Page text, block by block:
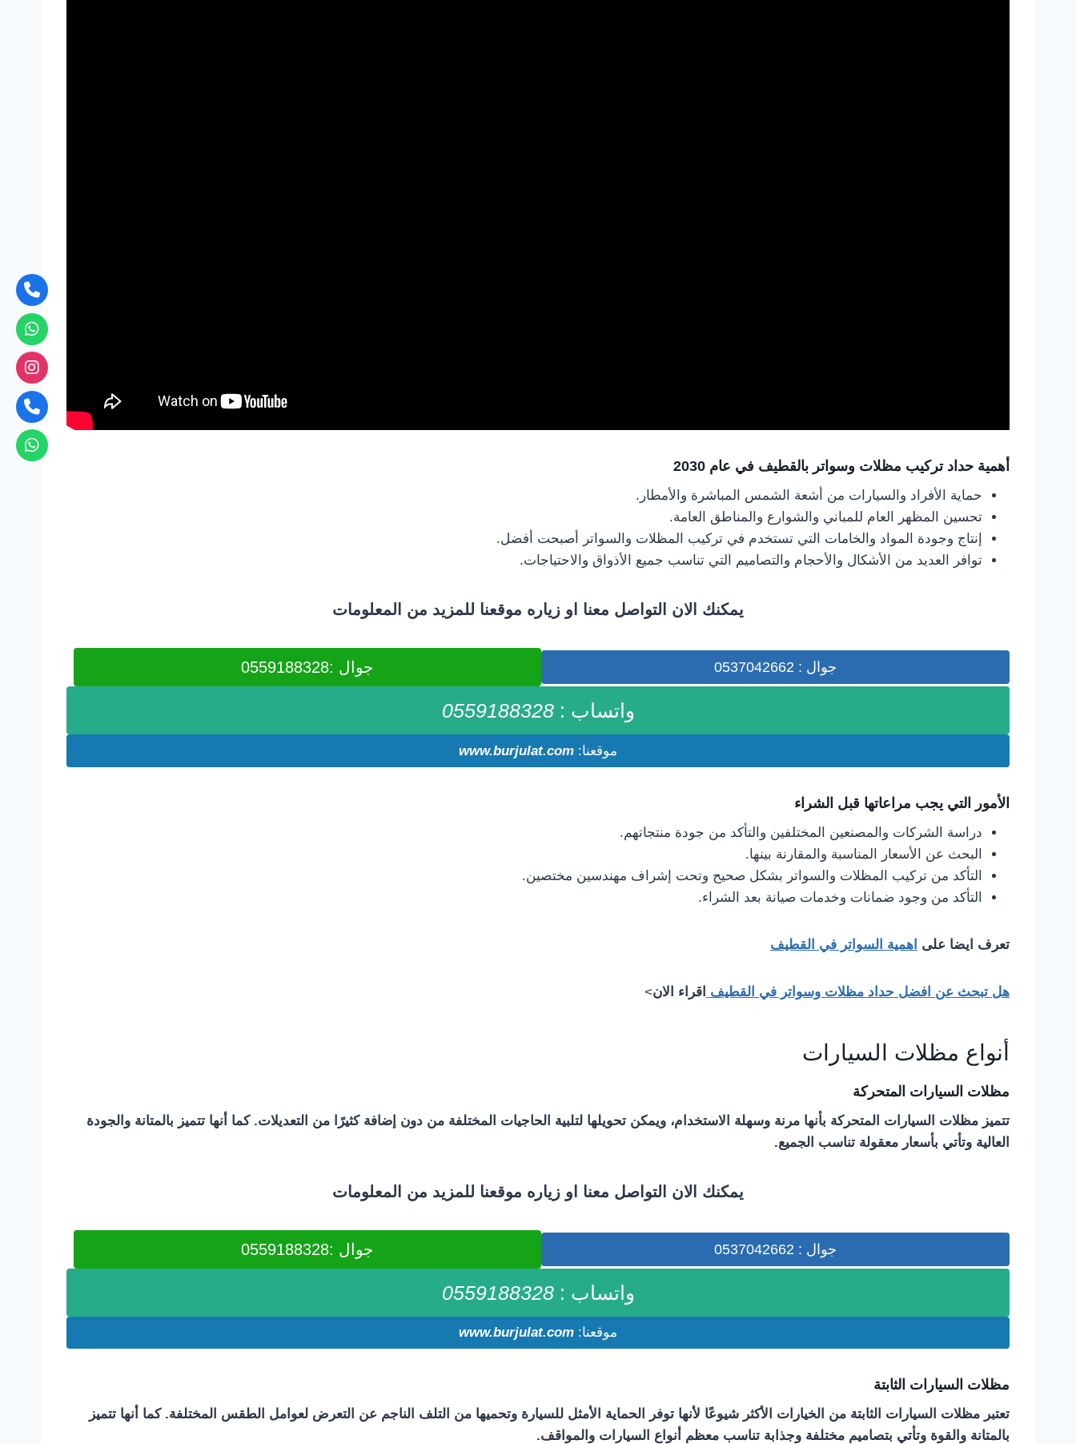
أهمية حداد تركيب مظلات وسواتر بالقطيف في عام 2030
حماية الأفراد والسيارات من أشعة الشمس المباشرة والأمطار.
تحسين المظهر العام للمباني والشوارع والمناطق العامة.
إنتاج وجودة المواد والخامات التي تستخدم في تركيب المظلات والسواتر أصبحت أفضل.
توافر العديد من الأشكال والأحجام والتصاميم التي تناسب جميع الأذواق والاحتياجات.
يمكنك الان التواصل معنا او زياره موقعنا للمزيد من المعلومات
جوال : 0537042662 جوال :0559188328
واتساب :0559188328
موقعنا: www.burjulat.com
الأمور التي يجب مراعاتها قبل الشراء
دراسة الشركات والمصنعين المختلفين والتأكد من جودة منتجاتهم.
البحث عن الأسعار المناسبة والمقارنة بينها.
التأكد من تركيب المظلات والسواتر بشكل صحيح وتحت إشراف مهندسين مختصين.
التأكد من وجود ضمانات وخدمات صيانة بعد الشراء.
تعرف ايضا على اهمية السواتر في القطيف
هل تبحث عن افضل حداد مظلات وسواتر في القطيف اقراء الان>
أنواع مظلات السيارات
مظلات السيارات المتحركة
تتميز مظلات السيارات المتحركة بأنها مرنة وسهلة الاستخدام، ويمكن تحويلها لتلبية الحاجيات المختلفة من دون إضافة كثيرًا من التعديلات. كما أنها تتميز بالمتانة والجودة
العالية وتأتي بأسعار معقولة تناسب الجميع.
يمكنك الان التواصل معنا او زياره موقعنا للمزيد من المعلومات
جوال : 0537042662 جوال :0559188328
واتساب :0559188328
موقعنا: www.burjulat.com
مظلات السيارات الثابتة
تعتبر مظلات السيارات الثابتة من الخيارات الأكثر شيوعًا لأنها توفر الحماية الأمثل للسيارة وتحميها من التلف الناجم عن التعرض لعوامل الطقس المختلفة. كما أنها تتميز
بالمتانة والقوة وتأتي بتصاميم مختلفة وجذابة تناسب معظم أنواع السيارات والمواقف.